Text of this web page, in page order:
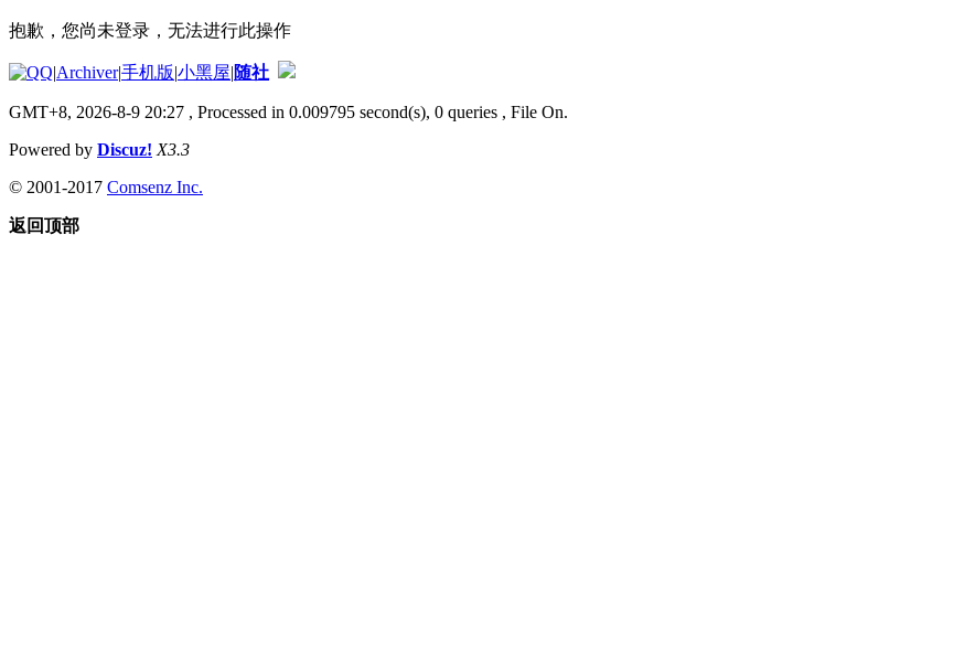
抱歉，您尚未登录，无法进行此操作
|Archiver|手机版|小黑屋|随社
GMT+8, 2026-8-9 20:27 , Processed in 0.009795 second(s), 0 queries , File On.
Powered by Discuz! X3.3
© 2001-2017 Comsenz Inc.
返回顶部